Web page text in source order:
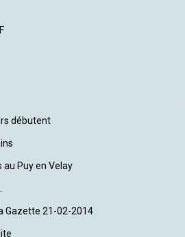
débutent
au Puy en Velay
Gazette 21-02-2014